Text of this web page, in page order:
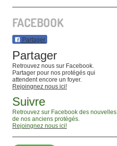
FACEBOOK
Partager
Partager
Retrouvez nous sur Facebook.
Partager pour nos protégés qui
attendent encore un foyer.
Rejoingnez nous ici!
Suivre
Retrouvez sur Facebook des nouvelles
de nos anciens protégés.
Rejoingnez nous ici!